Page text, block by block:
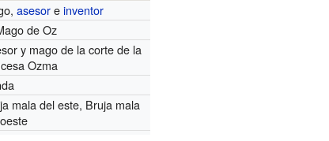
asesoreinventor
de Oz
y mago de la corte de la
Ozma
mala del este, Bruja mala